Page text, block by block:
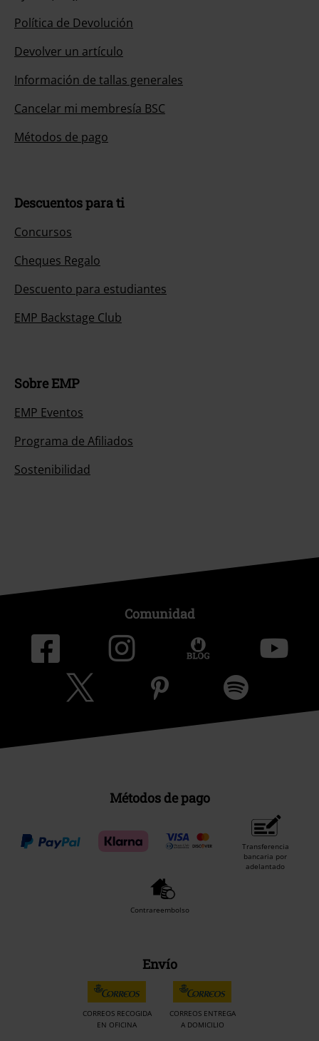
Política de Devolución
Devolver un artículo
Información de tallas generales
Cancelar mi membresía BSC
Métodos de pago
Descuentos para ti
Concursos
Cheques Regalo
Descuento para estudiantes
EMP Backstage Club
Sobre EMP
EMP Eventos
Programa de Afiliados
Sostenibilidad
Comunidad
Métodos de pago
Transferencia
bancaria por
adelantado
Contrareembolso
Envío
CORREOS RECOGIDA
EN OFICINA
CORREOS ENTREGA
A DOMICILIO